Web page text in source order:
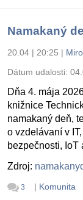
Namakaný
20.04 | 20:25 |
Dátum udalosti:
Dňa 4. mája
knižnice
namakaný deň,
o vzdelávaní v
bezpečnosti, IoT
Zdroj:
3 | Komunita